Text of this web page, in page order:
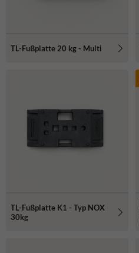
TL-Fußplatte 20 kg - Multi
TL-Fußplatte K1 - Typ NOX
30kg